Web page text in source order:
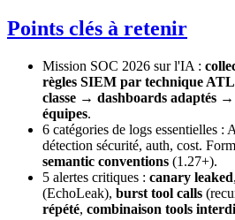
Points clés à retenir
Mission SOC 2026 sur l'IA :
règles SIEM par technique
classe → dashboards adaptés
équipes.
6 catégories de logs essentielles
détection sécurité, auth, cost.
semantic conventions (1.27+).
5 alertes critiques : canary leaked,
(EchoLeak), burst tool calls
répété, combinaison tools